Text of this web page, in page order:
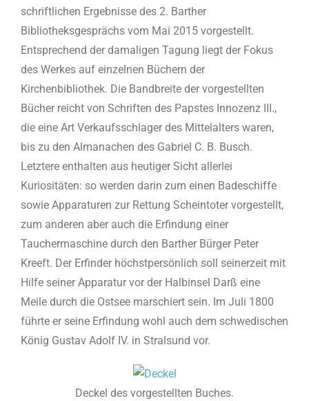
schriftlichen Ergebnisse des 2. Barther
Bibliotheksgesprächs vom Mai 2015 vorgestellt.
Entsprechend der damaligen Tagung liegt der Fokus
des Werkes auf einzelnen Büchern der
Kirchenbibliothek. Die Bandbreite der vorgestellten
Bücher reicht von Schriften des Papstes Innozenz III.,
die eine Art Verkaufsschlager des Mittelalters waren,
bis zu den Almanachen des Gabriel C. B. Busch.
Letztere enthalten aus heutiger Sicht allerlei
Kuriositäten: so werden darin zum einen Badeschiffe
sowie Apparaturen zur Rettung Scheintoter vorgestellt,
zum anderen aber auch die Erfindung einer
Tauchermaschine durch den Barther Bürger Peter
Kreeft. Der Erfinder höchstpersönlich soll seinerzeit mit
Hilfe seiner Apparatur vor der Halbinsel Darß eine
Meile durch die Ostsee marschiert sein. Im Juli 1800
führte er seine Erfindung wohl auch dem schwedischen
König Gustav Adolf IV. in Stralsund vor.
Deckel des vorgestellten Buches.